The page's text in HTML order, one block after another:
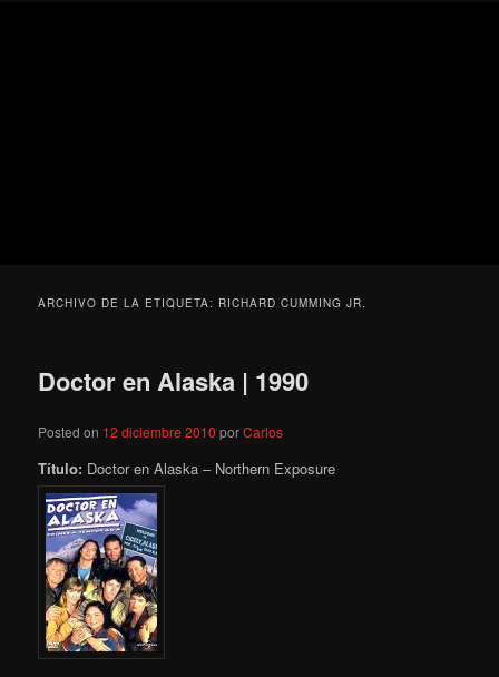
ARCHIVO DE LA ETIQUETA: RICHARD CUMMING JR.
Doctor en Alaska | 1990
Posted on 12 diciembre 2010 porCarlos
Título: Doctor en Alaska – Northern Exposure